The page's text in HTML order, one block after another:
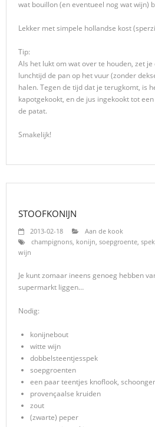
wat bouillon (en eventueel nog wat wijn)
Lekker met simpele hollandse kost
Tip:
Als het lukt om wat over te houden, zet
lunchtijd de pan op het vuur (zonder
halen. Tegen de tijd dat je terugkomt, is
kapotgekookt, en de jus ingekookt tot
de patat.
Smakelijk!
STOOFKONIJN
2013-02-18
Aan de kook
champignons, konijn, soepgroente, spek
wijn
Je kunt zomaar ineens genoeg hebben
supermarkt liggen…
Nodig:
konijnebout
witte wijn
dobbelsteentjesspek
soepgroenten
een paar teentjes knoflook,
provençaalse kruiden
zout
(zwarte) peper